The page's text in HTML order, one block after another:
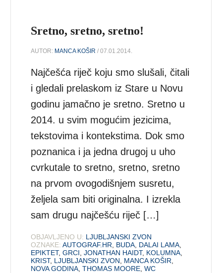
Sretno, sretno, sretno!
AUTOR: MANCA KOŠIR / 07.01.2014.
Najčešća riječ koju smo slušali, čitali
i gledali prelaskom iz Stare u Novu
godinu jamačno je sretno. Sretno u
2014. u svim mogućim jezicima,
tekstovima i kontekstima. Dok smo
poznanica i ja jedna drugoj u uho
cvrkutale to sretno, sretno, sretno
na prvom ovogodišnjem susretu,
željela sam biti originalna. I izrekla
sam drugu najčešću riječ […]
OBJAVLJENO U: LJUBLJANSKI ZVON
OZNAKE: AUTOGRAF.HR BUDA DALAI LAMA
EPIKTET,GRCI ,JONATHAN HAIDT, KOLUMNA
KRIST, LJUBLJANSKI ZVON MANCA KOŠIR
NOVA GODINA ,THOMAS MOORE ,WC